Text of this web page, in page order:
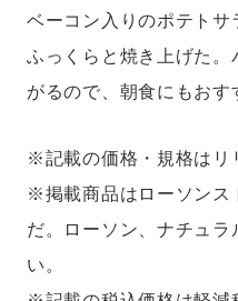
ベーコン入りのポテトサ
ふっくらと焼き上げた
がるので、朝食にもおす
※記載の価格・規格はリ
※掲載商品はローソンス
だ。ローソン、ナチュ
い。